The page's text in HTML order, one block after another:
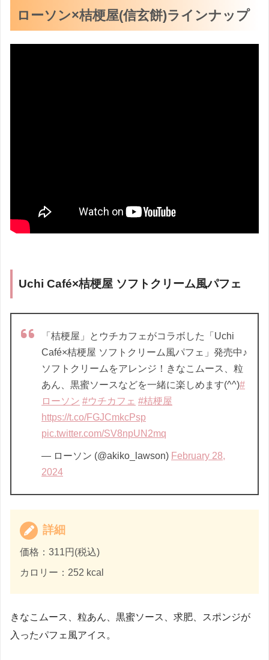
ローソン×桔梗屋(信玄餅)ラインナップ
Uchi Café×桔梗屋 ソフトクリーム風パフェ
「桔梗屋」とウチカフェがコラボした「Uchi
Café×桔梗屋 ソフトクリーム風パフェ」発売中♪
ソフトクリームをアレンジ！きなこムース、粒
あん、黒蜜ソースなどを一緒に楽しめます(^^)#
ローソン #ウチカフェ #桔梗屋
https://t.co/FGJCmkcPsp
pic.twitter.com/SV8npUN2mq
— ローソン (@akiko_lawson) February 28,
2024
詳細
価格：311円(税込)
カロリー：252 kcal
きなこムース、粒あん、黒蜜ソース、求肥、スポンジが
入ったパフェ風アイス。